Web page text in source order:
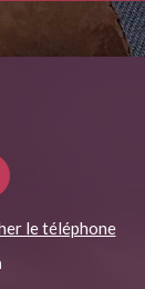
le téléphone